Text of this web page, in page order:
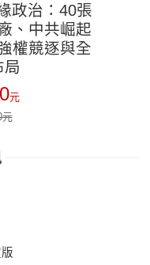
政治：40張
、中共崛起
權競逐與全
局
元
元